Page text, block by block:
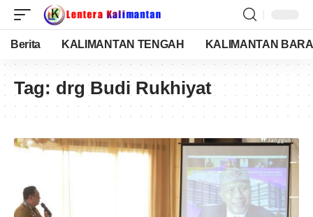
Berita KALIMANTAN TENGAH KALIMANTAN
Tag: drg Budi Rukhiyat